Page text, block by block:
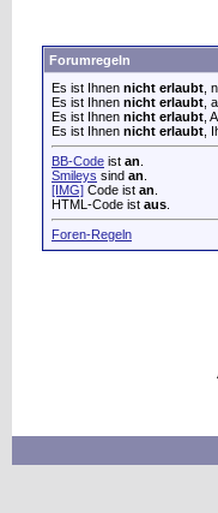
Forumregeln
Es ist Ihnen nicht erlaubt ,
Es ist Ihnen nicht erlaubt ,
Es ist Ihnen nicht erlaubt ,
Es ist Ihnen nicht erlaubt ,
BB-Code ist an
Smileys sind an
[IMG] Code ist an
HTML-Code ist aus
Foren-Regeln